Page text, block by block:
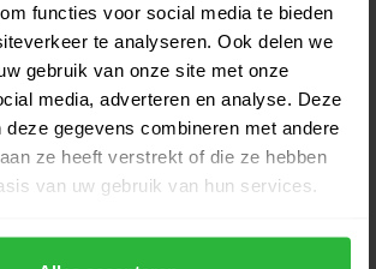
functies voor social media te bieden
te analyseren. Ook delen we
gebruik van onze site met onze
media, adverteren en analyse. Deze
deze gegevens combineren met andere
ze heeft verstrekt of die ze hebben
van uw gebruik van hun services.
Wedge MG 5 SB LH
voorraad
€229,00
€209,00
Staff model ZM Wedge
€149,00